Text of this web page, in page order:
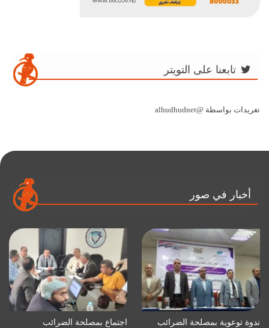
تابعنا على التويتر
تغريدات بواسطة @alhudhudnet
أخبار في صور
ندوة توعوية بمصلحة الضرائب اجتماع بمصلحة الضرائب